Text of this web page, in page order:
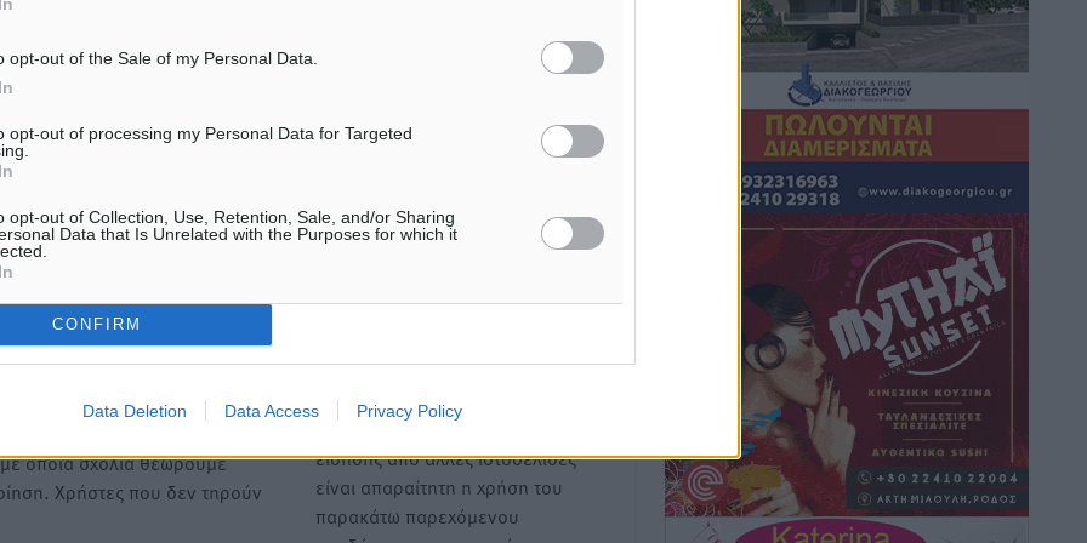
opt-out of the Sale of my Personal Data.
opt-out of processing my Personal Data for Targeted
opt-out of Collection, Use, Retention, Sale, and/or Sharing
Data that Is Unrelated with the Purposes for which it
CONFIRM
Data Deletion Data Access Privacy Policy
ΤΟΠΙΚΈΣ ΕΙΔΉΣΕΙΣ
H Hotels – Χατζηλαζάρου –
καινούργιο
στην Κω
μονόδρομο στο Μαστιχάρι –
Αναποδογύρισε όχημα με μητέρα
Η Δημοκρατική δεν υιοθετεί
όποια σχόλια θεωρούμε
Χρήστες που δεν τηρούν
Υπενθύμιση:
Για την μερική αναπαραγωγή της
είδησης από άλλες ιστοσελίδες
είναι απαραίτητη η χρήση του
παρακάτω παρεχόμενου
Πολιτιστικά• πριν 52 λεπτά
Έκτακτη συνεδρίαση της Δημοτικής
Επιτροπής Ρόδου αύριο Παρασκευή 7
Αυγούστου
Τοπικές Ειδήσεις• πριν 56 λεπτά
ΑΕΡΑ: Δεν σταματάει να ενισχύεται,
νέο απόκτημα ο Μητρόπουλος
Αθλητικά• πριν 1 ώρα
Κλεάνθης: Δουλειές μετά ευχαριστιών
στο γήπεδο, ατομικό για δύο
πριν 1 ώρα
Φοίβος: Εν αναμονή του Νίκου Λαζίδη
Αθλητικά• πριν 1 ώρα